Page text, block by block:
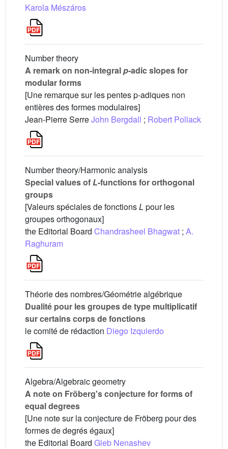
Karola Mészáros
Number theory
A remark on non-integralp-adic slopes for
modular forms
[Une remarque sur les pentes p-adiques non
entières des formes modulaires]
Jean-Pierre SerreJohn Bergdall ; Robert Pollack
Number theory/Harmonic analysis
Special values ofL-functions for orthogonal
groups
[Valeurs spéciales de fonctionsL pour les
groupes orthogonaux]
the Editorial Board Chandrasheel Bhagwat ; A.
Raghuram
Théorie des nombres/Géométrie algébrique
Dualité pour les groupes de type multiplicatif
sur certains corps de fonctions
le comité de rédaction Diego Izquierdo
Algebra/Algebraic geometry
A note on Fröberg's conjecture for forms of
equal degrees
[Une note sur la conjecture de Fröberg pour des
formes de degrés égaux]
the Editorial Board Gleb Nenashev